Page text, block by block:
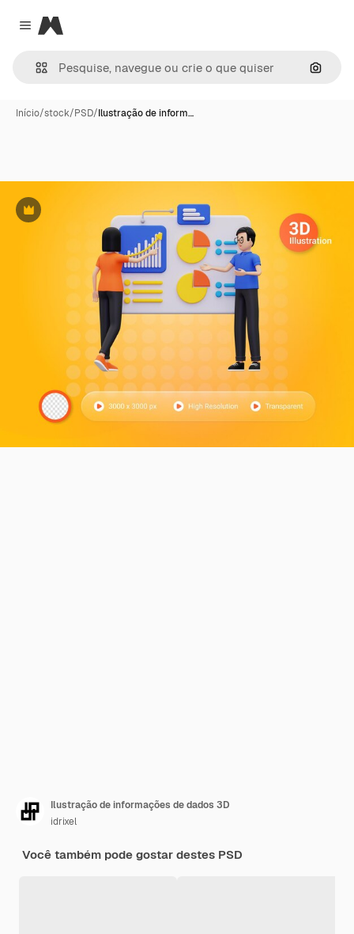
Close menu
Magnific
Início/stock/PSD/Ilustração de inform…
Premium
Ilustração de informações de dados 3D
idrixel
Você também pode gostar destes PSD